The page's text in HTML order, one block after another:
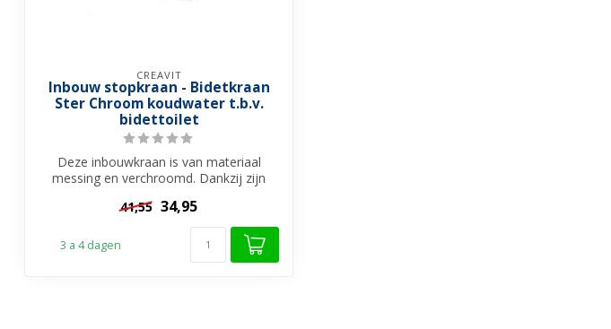
CREAVIT
Inbouw stopkraan - Bidetkraan
Ster Chroom koudwater t.b.v.
bidettoilet
Deze inbouwkraan is van materiaal
messing en verchroomd. Dankzij zijn
41,55 34,95
3 a 4 dagen